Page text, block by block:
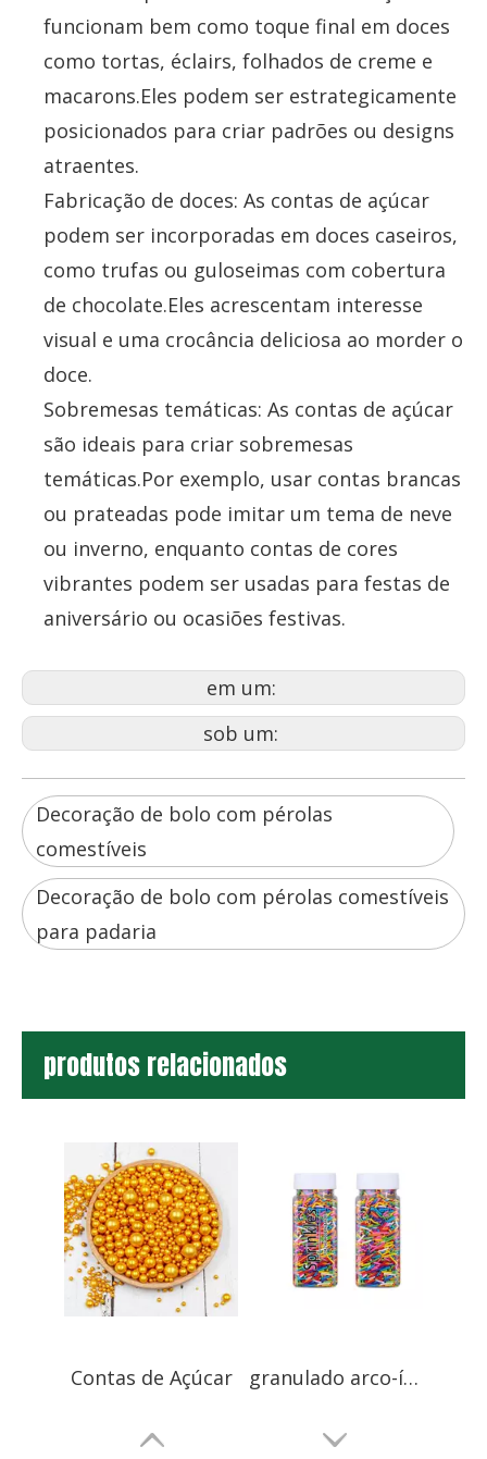
funcionam bem como toque final em doces
como tortas, éclairs, folhados de creme e
macarons.Eles podem ser estrategicamente
posicionados para criar padrões ou designs
atraentes.
Fabricação de doces: As contas de açúcar
podem ser incorporadas em doces caseiros,
como trufas ou guloseimas com cobertura
de chocolate.Eles acrescentam interesse
visual e uma crocância deliciosa ao morder o
doce.
Sobremesas temáticas: As contas de açúcar
são ideais para criar sobremesas
temáticas.Por exemplo, usar contas brancas
ou prateadas pode imitar um tema de neve
ou inverno, enquanto contas de cores
vibrantes podem ser usadas para festas de
aniversário ou ocasiões festivas.
em um:
sob um:
Decoração de bolo com pérolas
comestíveis
Decoração de bolo com pérolas comestíveis
para padaria
produtos relacionados
Contas de Açúcar granulado arco-íris